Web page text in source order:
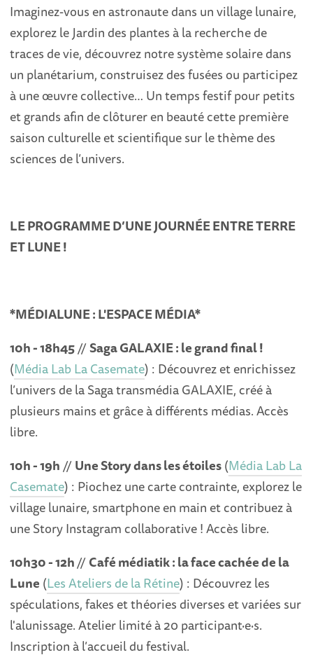
Imaginez-vous en astronaute dans un village lunaire,
explorez le Jardin des plantes à la recherche de
traces de vie, découvrez notre système solaire dans
un planétarium, construisez des fusées ou participez
à une œuvre collective… Un temps festif pour petits
et grands afin de clôturer en beauté cette première
saison culturelle et scientifique sur le thème des
sciences de l’univers.
LE PROGRAMME D’UNE JOURNÉE ENTRE TERRE
ET LUNE !
*MÉDIALUNE : L'ESPACE MÉDIA*
10h - 18h45//Saga GALAXIE : le grand final !
(Média Lab La Casemate) : Découvrez et enrichissez
l’univers de la Saga transmédia GALAXIE, créé à
plusieurs mains et grâce à différents médias. Accès
libre.
10h - 19h//Une Story dans les étoiles(Média Lab La
Casemate) : Piochez une carte contrainte, explorez le
village lunaire, smartphone en main et contribuez à
une Story Instagram collaborative ! Accès libre.
10h30 - 12h//Café médiatik : la face cachée de la
Lune (Les Ateliers de la Rétine) : Découvrez les
spéculations, fakes et théories diverses et variées sur
l'alunissage. Atelier limité à 20 participant·e·s.
Inscription à l’accueil du festival.